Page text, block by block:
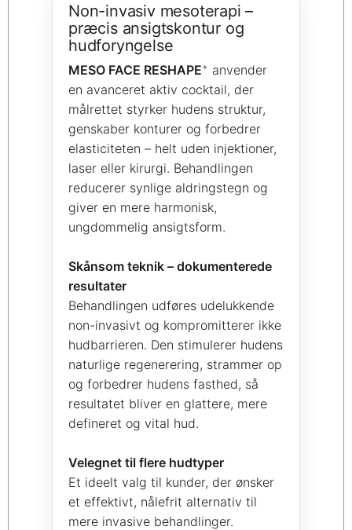
Non-invasiv mesoterapi –
præcis ansigtskontur og
hudforyngelse
MESO FACE RESHAPE+ anvender
en avanceret aktiv cocktail, der
målrettet styrker hudens struktur,
genskaber konturer og forbedrer
elasticiteten – helt uden injektioner,
laser eller kirurgi. Behandlingen
reducerer synlige aldringstegn og
giver en mere harmonisk,
ungdommelig ansigtsform.
Skånsom teknik – dokumenterede
resultater
Behandlingen udføres udelukkende
non-invasivt og kompromitterer ikke
hudbarrieren. Den stimulerer hudens
naturlige regenerering, strammer op
og forbedrer hudens fasthed, så
resultatet bliver en glattere, mere
defineret og vital hud.
Velegnet til flere hudtyper
Et ideelt valg til kunder, der ønsker
et effektivt, nålefrit alternativ til
mere invasive behandlinger.